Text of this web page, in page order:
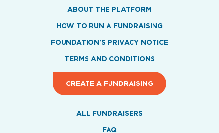
ABOUT THE PLATFORM
HOW TO RUN A FUNDRAISING
FOUNDATION'S PRIVACY NOTICE
TERMS AND CONDITIONS
CREATE A FUNDRAISING
ALL FUNDRAISERS
FAQ